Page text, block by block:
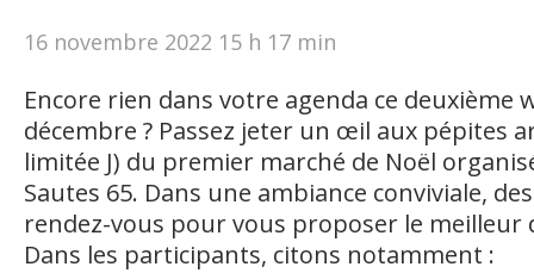
16 novembre 2022 15 h 17 min
Encore rien dans votre agenda ce deuxième
décembre ? Passez jeter un œil aux pépites
limitée J) du premier marché de Noël
Sautes 65. Dans une ambiance conviviale,
rendez-vous pour vous proposer le meilleur
Dans les participants, citons notamment :